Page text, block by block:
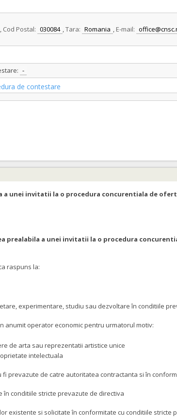
, Cod Postal: 030084 ,Tara: Romania , E-mail:
-
de contestare
unei invitatii la o procedura concurentiala de
prealabila a unei invitatii la o procedura
raspuns la:
experimentare, studiu sau dezvoltare în conditiile
anumit operator economic pentru urmatorul motiv:
de arta sau reprezentatii artistice unice
intelectuala
prevazute de catre autoritatea contractanta si în
conditiile stricte prevazute de directiva
existente si solicitate în conformitate cu conditiile stricte